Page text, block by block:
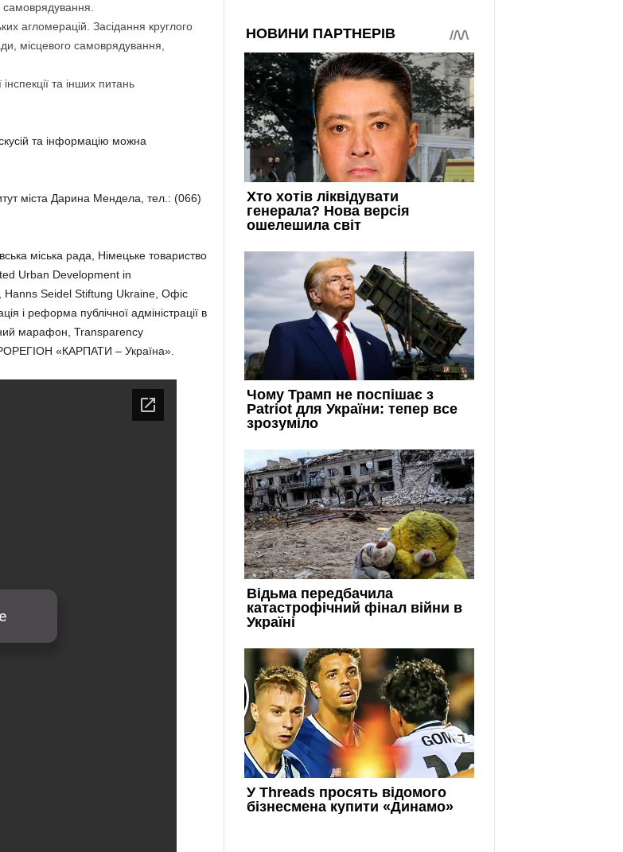
агломерацій. Засідання круглого
місцевого самоврядування,
та інших питань
та інформацію можна
міста Дарина Мендела, тел.: (066)
міська рада, Німецьке товариство
Urban Development in
Hanns Seidel Stiftung Ukraine, Офіс
і реформа публічної адміністрації в
марафон, Transparency
«КАРПАТИ – Україна».